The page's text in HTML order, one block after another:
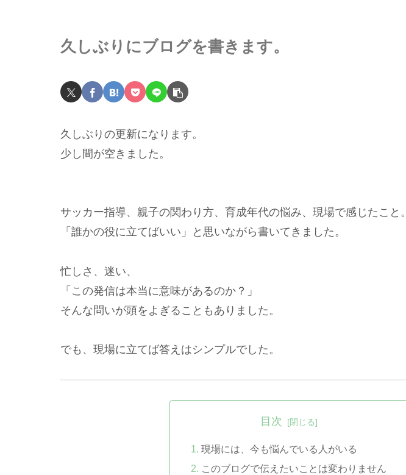
久しぶりにブログを書きます。
久しぶりの更新になります。
少し間が空きました。
サッカー指導、親子の関わり方、育成年代の悩み、現場で感じたこと。
「誰かの役に立てばいい」と思いながら書いてきました。
忙しさ、迷い、
「この発信は本当に意味があるのか？」
そんな問いが頭をよぎることもありました。
でも、現場に立てば答えはシンプルでした。
目次
現場には、今も悩んでいる人がいる
このブログで伝えたいことは変わりません